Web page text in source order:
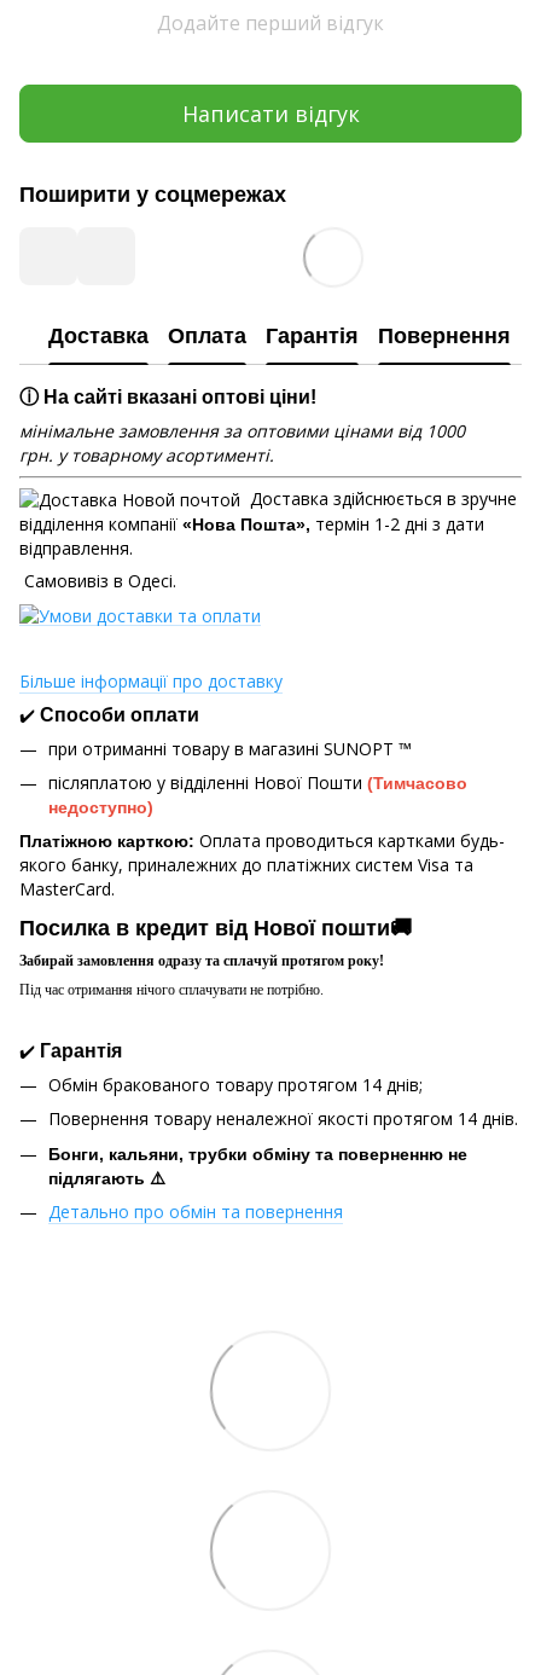
Додайте перший відгук
Написати відгук
Поширити у соцмережах
Доставка Оплата Гарантія Повернення
ⓘ На сайті вказані оптові ціни!
мінімальне замовлення за оптовими цінами від 1000
грн. у товарному асортименті.
Доставка здійснюється в зручне
відділення компанії «Нова Пошта», термін 1-2 дні з дати
відправлення.
Самовивіз в Одесі.
Більше інформації про доставку
✔️ Способи оплати
при отриманні товару в магазині SUNOPT ™
післяплатою у відділенні Нової Пошти (Тимчасово
недоступно)
Платіжною карткою: Оплата проводиться картками будь-
якого банку, приналежних до платіжних систем Visa та
MasterCard.
Посилка в кредит від Нової пошти🚚
Забирай замовлення одразу та сплачуй протягом року!
Під час отримання нічого сплачувати не потрібно.
✔️ Гарантія
Обмін бракованого товару протягом 14 днів;
Повернення товару неналежної якості протягом 14 днів.
Бонги, кальяни, трубки обміну та поверненню не
підлягають ⚠️
Детально про обмін та повернення